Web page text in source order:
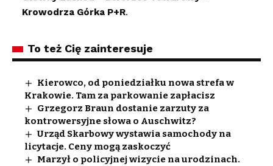
Krowodrza Górka P+R.
To też Cię zainteresuje
Kierowco, od poniedziałku nowa strefa w
Krakowie. Tam za parkowanie zapłacisz
Grzegorz Braun dostanie zarzuty za
kontrowersyjne słowa o Auschwitz?
Urząd Skarbowy wystawia samochody na
licytacje. Ceny mogą zaskoczyć
Marzył o policyjnej wizycie na urodzinach.